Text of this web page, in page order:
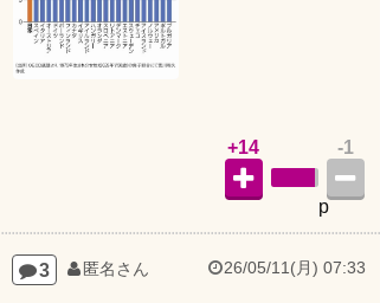
-1
p
+14
3 匿名さん 26/05/11(月) 07:33